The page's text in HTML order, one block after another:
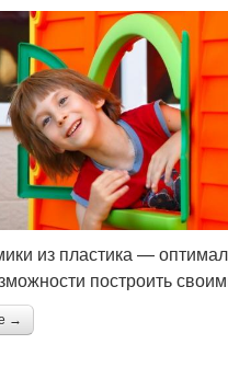
из пластика —
построить
→